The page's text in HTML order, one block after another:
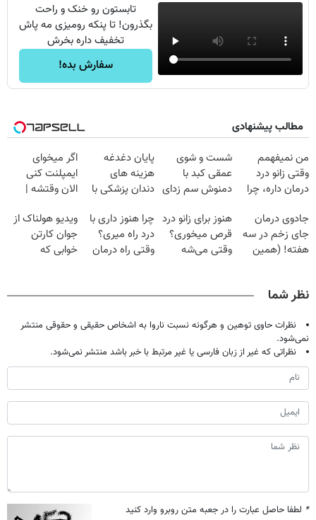
تابستون رو خنک و راحت
بگذرون! تا پنکه رومیزی مه پاش
تخفیف داره بخرش
سفارش بده!
مطالب پیشنهادی
من نمیفهمم
وقتی زانو درد
درمان داره، چرا
تحمل میکنی؟❗
شست و شوی
عمقی کبد با
دمنوش سم زدای
پایان دغدغه
هزینه های
دندان پزشکی با
خانگی
اگر میخوای
ایمپلنت کنی
الان وقتشه |
میلیون تومان!!!
جادوی درمان
جای زخم در سه
هفته! (همین
هنوز برای زانو درد
قرص میخوری؟
وقتی می‌شه
چرا هنوز داری با
درد راه میری؟
وقتی راه درمان
ویدیو هولناک از
جوان کارتن
خوابی که
نظر شما
نظرات حاوی توهین و هرگونه نسبت ناروا به اشخاص حقیقی و حقوقی منتشر
نمی‌شود.
نظراتی که غیر از زبان فارسی یا غیر مرتبط با خبر باشد منتشر نمی‌شود.
* لطفا حاصل عبارت را در جعبه متن روبرو وارد کنید